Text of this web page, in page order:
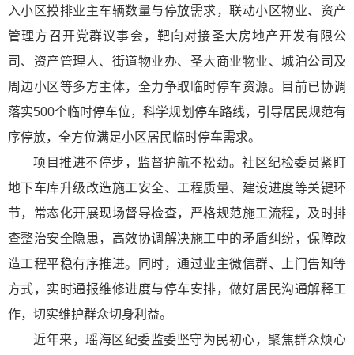
入小区摸排业主车辆数量与停放需求，联动小区物业、资产
管理方召开党群议事会，靶向对接圣大房地产开发有限公
司、资产管理人、街道物业办、圣大商业物业、城泊公司及
周边小区等多方主体，全力争取临时停车资源。目前已协调
落实500个临时停车位，科学规划停车路线，引导居民规范有
序停放，全方位满足小区居民临时停车需求。
项目推进不停步，监督护航不松劲。社区纪检委员紧盯
地下车库升级改造施工安全、工程质量、建设进度等关键环
节，常态化开展现场督导检查，严格规范施工流程，及时排
查整治安全隐患，高效协调解决施工中的矛盾纠纷，保障改
造工程平稳有序推进。同时，通过业主微信群、上门告知等
方式，实时通报维修进度与停车安排，做好居民沟通解释工
作，切实维护群众切身利益。
近年来，瑶海区纪委监委坚守为民初心，聚焦群众烦心